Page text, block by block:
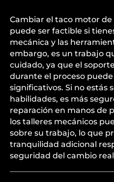
Cambiar el taco motor de
puede ser factible si
mecánica y las
embargo, es un trabajo
cuidado, ya que el
durante el proceso
significativos. Si no estás
habilidades, es más
reparación en manos de
los talleres mecánicos
sobre su trabajo, lo que
tranquilidad adicional
seguridad del cambio